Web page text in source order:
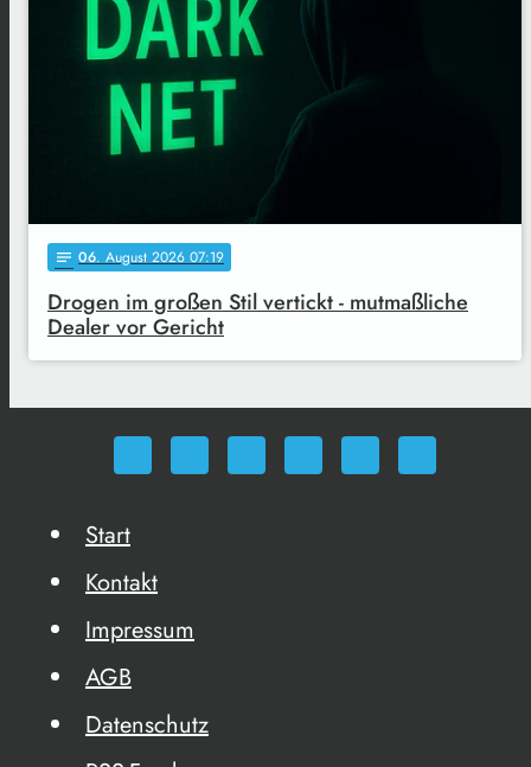
notes 06. August 2026 07:19
Drogen im großen Stil vertickt - mutmaßliche
Dealer vor Gericht
Start
Kontakt
Impressum
AGB
Datenschutz